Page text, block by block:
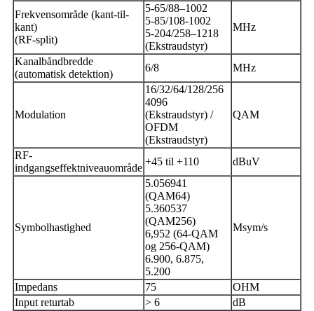
Frekvensområde (kant-til-
kant)
(RF-split)
5-65/88–1002
5-85/108-1002
5-204/258–1218
(Ekstraudstyr)
MHz
Kanalbåndbredde
(automatisk detektion)
6/8 MHz
Modulation
16/32/64/128/256
4096
(Ekstraudstyr) /
OFDM
(Ekstraudstyr)
QAM
RF-
indgangseffektniveauområde
+45 til +110 dBuV
Symbolhastighed
5.056941
(QAM64)
5.360537
(QAM256)
6,952 (64-QAM
og 256-QAM)
6.900, 6.875,
5.200
Msym/s
Impedans 75
OHM
Input returtab
> 6
dB